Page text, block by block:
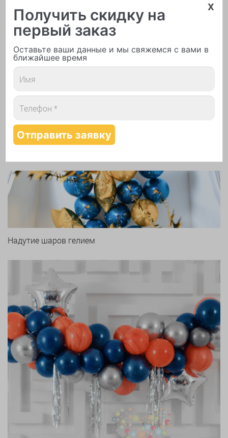
Печать логотипа
Надутие шаров гелием
x
Получить скидку на
первый заказ
Оставьте ваши данные и мы свяжемся с вами в
ближайшее время